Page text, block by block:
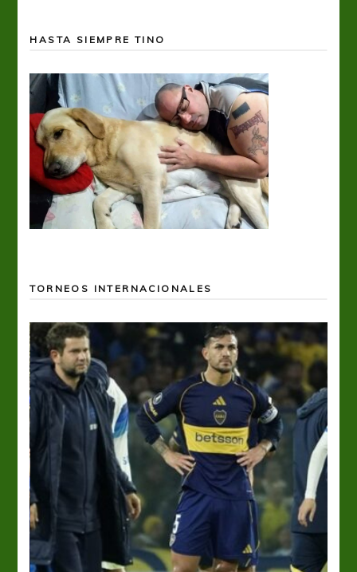
HASTA SIEMPRE TINO
TORNEOS INTERNACIONALES